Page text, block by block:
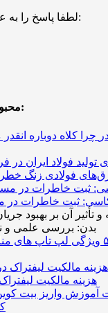
لطفا پاسخ را به عدد انگلیسی وارد کنید:
محبوب‌ترین مطالب مجله:
فولادی زنگ
ثبت خاطرات در
و تأثیر آن بر بهبود
بدن: بررسی علمی و
۵ ویژگی لپ تاپ های
هزینه مالکیت لیفتراک